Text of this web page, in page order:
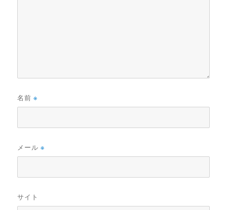
名前※
メール※
サイト